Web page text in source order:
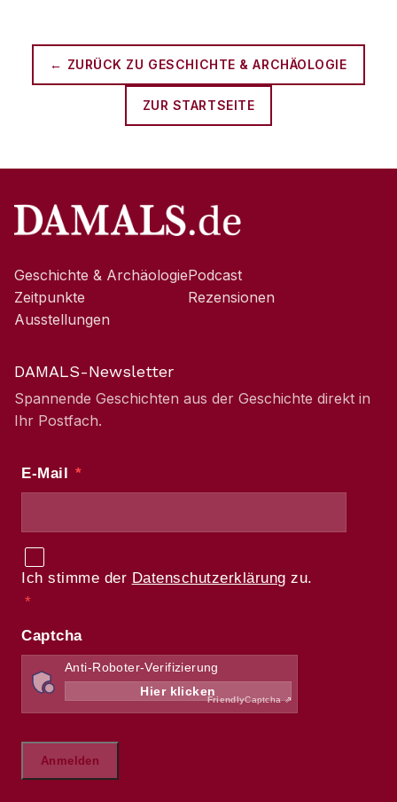
← ZURÜCK ZU GESCHICHTE & ARCHÄOLOGIE
ZUR STARTSEITE
Geschichte & Archäologie
Zeitpunkte
Ausstellungen
Podcast
Rezensionen
DAMALS-Newsletter
Spannende Geschichten aus der Geschichte direkt in
Ihr Postfach.